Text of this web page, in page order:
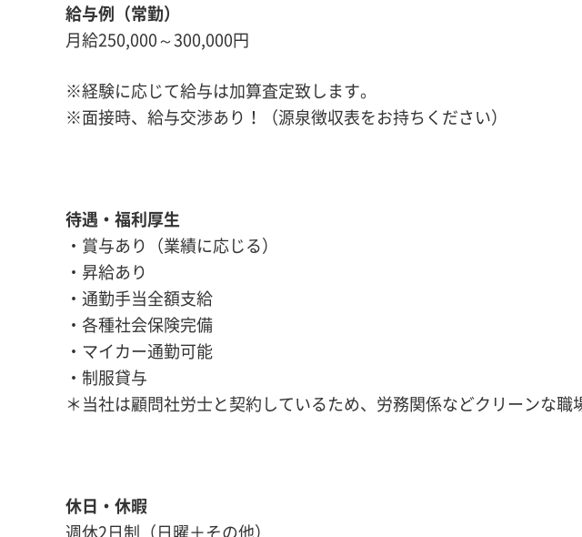
給与例（常勤）
月給250,000～300,000円
※経験に応じて給与は加算査定致します。
※面接時、給与交渉あり！（源泉徴収表をお持ちください）
待遇・福利厚生
・賞与あり（業績に応じる）
・昇給あり
・通勤手当全額支給
・各種社会保険完備
・マイカー通勤可能
・制服貸与
＊当社は顧問社労士と契約しているため、労務関係などクリーンな職
休日・休暇